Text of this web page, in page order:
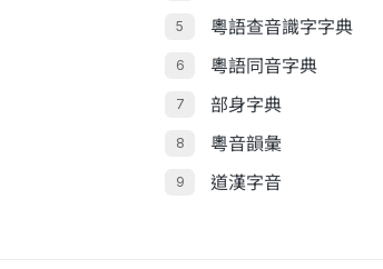
粵語查音識字字典
粵語同音字典
部身字典
粵音韻彙
道漢字音